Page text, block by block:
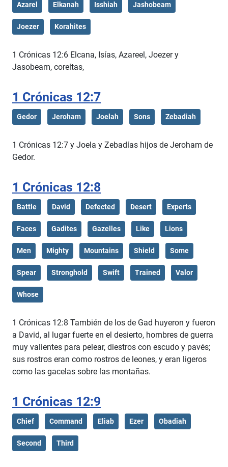
Azarel Elkanah Isshiah Jashobeam
Joezer Korahites
1 Crónicas 12:6 Elcana, Isías, Azareel, Joezer y
Jasobeam, coreítas,
1 Crónicas 12:7
Gedor Jeroham Joelah Sons Zebadiah
1 Crónicas 12:7 y Joela y Zebadías hijos de Jeroham de
Gedor.
1 Crónicas 12:8
Battle David Defected Desert Experts
Faces Gadites Gazelles Like Lions
Men Mighty Mountains Shield Some
Spear Stronghold Swift Trained Valor
Whose
1 Crónicas 12:8 También de los de Gad huyeron y fueron
a David, al lugar fuerte en el desierto, hombres de guerra
muy valientes para pelear, diestros con escudo y pavés;
sus rostros eran como rostros de leones, y eran ligeros
como las gacelas sobre las montañas.
1 Crónicas 12:9
Chief Command Eliab Ezer Obadiah
Second Third